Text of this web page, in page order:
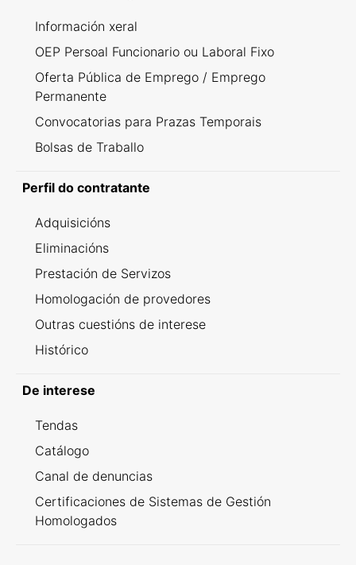
Información xeral
OEP Persoal Funcionario ou Laboral Fixo
Oferta Pública de Emprego / Emprego
Permanente
Convocatorias para Prazas Temporais
Bolsas de Traballo
Perfil do contratante
Adquisicións
Eliminacións
Prestación de Servizos
Homologación de provedores
Outras cuestións de interese
Histórico
De interese
Tendas
Catálogo
Canal de denuncias
Certificaciones de Sistemas de Gestión
Homologados